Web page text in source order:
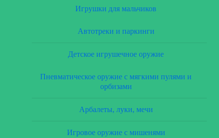
Игрушки для мальчиков
Автотреки и паркинги
Детское игрушечное оружие
Пневматическое оружие с мягкими пулями и
орбизами
Арбалеты, луки, мечи
Игровое оружие с мишенями